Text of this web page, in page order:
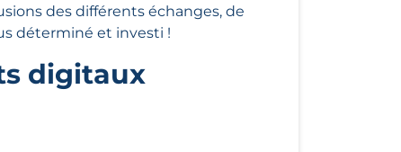
des différents échanges, de
déterminé et investi !
digitaux